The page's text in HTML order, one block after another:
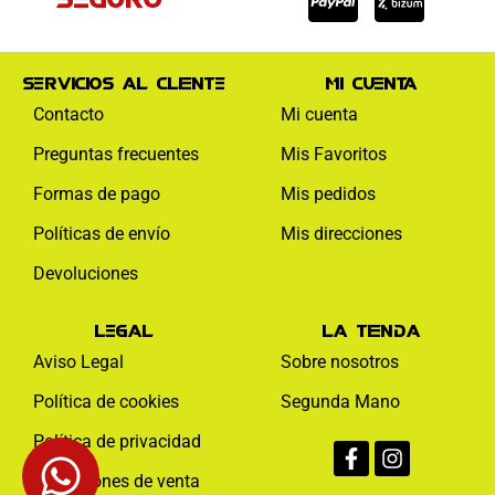
Servicios al cliente
Contacto
Preguntas frecuentes
Formas de pago
Políticas de envío
Devoluciones
Mi cuenta
Mi cuenta
Mis Favoritos
Mis pedidos
Mis direcciones
Legal
Aviso Legal
Política de cookies
Política de privacidad
Condiciones de venta
La tienda
Sobre nosotros
Segunda Mano
f